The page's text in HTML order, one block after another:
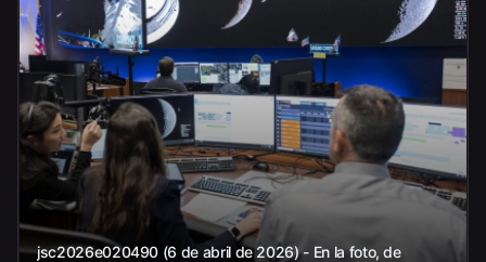
jsc2026e020490 (6 de abril de 2026) - En la foto, de